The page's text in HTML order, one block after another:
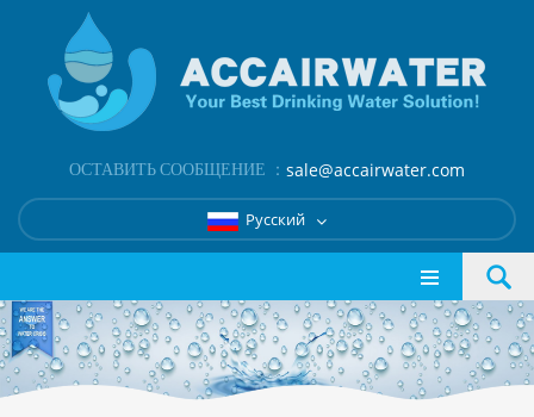
ОСТАВИТЬ СООБЩЕНИЕ ： sale@accairwater.com
Русский